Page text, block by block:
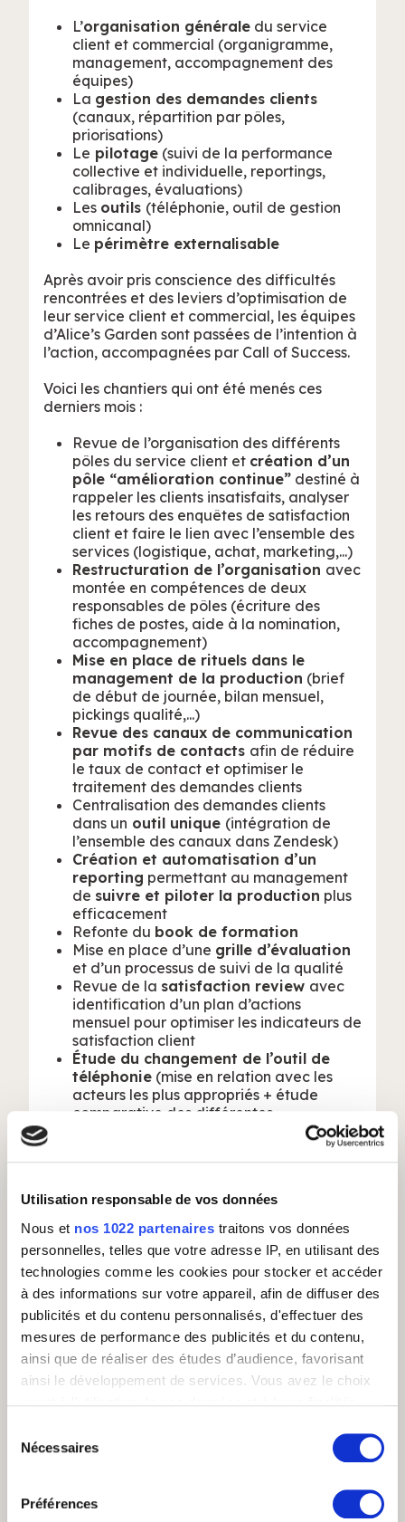
Utilisation responsable de vos données
Nous et nos 1022 partenaires traitons vos données
personnelles, telles que votre adresse IP, en utilisant des
technologies comme les cookies pour stocker et accéder
à des informations sur votre appareil, afin de diffuser des
publicités et du contenu personnalisés, d'effectuer des
mesures de performance des publicités et du contenu,
ainsi que de réaliser des études d’audience, favorisant
ainsi le développement de services. Vous avez le choix
tout moment en consultant la Déclaration relative aux
cookies ou en cliquant sur l'icône de confidentialité.
Si vous le permettez, nous aimerions également :
Nécessaires
Préférences
L’organisation générale du service
client et commercial (organigramme,
management, accompagnement des
équipes)
La gestion des demandes clients
(canaux, répartition par pôles,
priorisations)
Le pilotage (suivi de la performance
collective et individuelle, reportings,
calibrages, évaluations)
Les outils (téléphonie, outil de gestion
omnicanal)
Le périmètre externalisable
Après avoir pris conscience des difficultés
rencontrées et des leviers d’optimisation de
leur service client et commercial, les équipes
d’Alice’s Garden sont passées de l’intention à
l’action, accompagnées par Call of Success.
Voici les chantiers qui ont été menés ces
derniers mois :
Revue de l’organisation des différents
pôles du service client et création d’un
pôle “amélioration continue” destiné à
rappeler les clients insatisfaits, analyser
les retours des enquêtes de satisfaction
client et faire le lien avec l’ensemble des
services (logistique, achat, marketing,...)
Restructuration de l’organisation avec
montée en compétences de deux
responsables de pôles (écriture des
fiches de postes, aide à la nomination,
accompagnement)
Mise en place de rituels dans le
management de la production (brief
de début de journée, bilan mensuel,
pickings qualité,...)
Revue des canaux de communication
par motifs de contacts afin de réduire
le taux de contact et optimiser le
traitement des demandes clients
Centralisation des demandes clients
dans un outil unique (intégration de
l’ensemble des canaux dans Zendesk)
Création et automatisation d’un
reporting permettant au management
de suivre et piloter la production plus
efficacement
Refonte du book de formation
Mise en place d’une grille d’évaluation
et d’un processus de suivi de la qualité
Revue de la satisfaction review avec
identification d’un plan d’actions
mensuel pour optimiser les indicateurs de
satisfaction client
Étude du changement de l’outil de
téléphonie (mise en relation avec les
acteurs les plus appropriés + étude
comparative des différentes
L’ensemble de ces transformations ont permis
à Alice’s Garden de :
monter en compétences son
management dans le pilotage de la
production
fiabiliser et faciliter le suivi des
performances du service client
sécuriser leur prochaine saison haute
avec une organisation plus solide, des
processus qualifiés et documentés, un
Nous avons également mis en relation Alice’s
logiciels et les discussions sont toujours en